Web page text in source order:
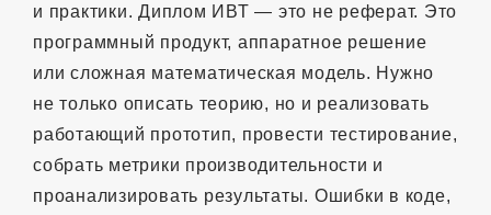
и практики. Диплом ИВТ — это не реферат. Это
программный продукт, аппаратное решение
или сложная математическая модель. Нужно
не только описать теорию, но и реализовать
работающий прототип, провести тестирование,
собрать метрики производительности и
проанализировать результаты. Ошибки в коде,